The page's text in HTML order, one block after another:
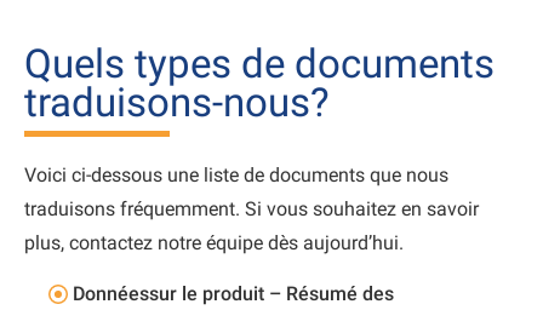
Quels types de documents
traduisons-nous?
Voici ci-dessous une liste de documents que nous
traduisons fréquemment. Si vous souhaitez en savoir
plus, contactez notre équipe dès aujourd’hui.
Donnéessur le produit – Résumé des